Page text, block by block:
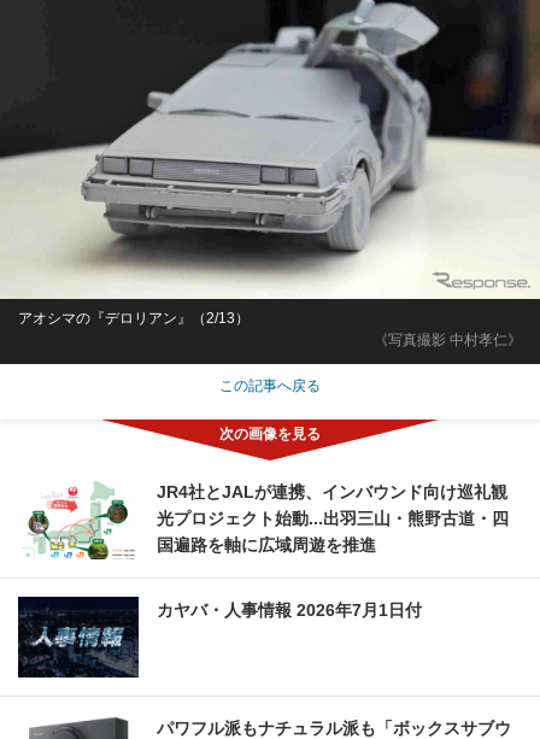
《写真撮影 中村孝仁》
アオシマの『デロリアン』（2/13）
この記事へ戻る
JR4社とJALが連携、インバウンド向け巡礼観
光プロジェクト始動...出羽三山・熊野古道・四
国遍路を軸に広域周遊を推進
カヤバ・人事情報 2026年7月1日付
パワフル派もナチュラル派も「ボックスサブウ